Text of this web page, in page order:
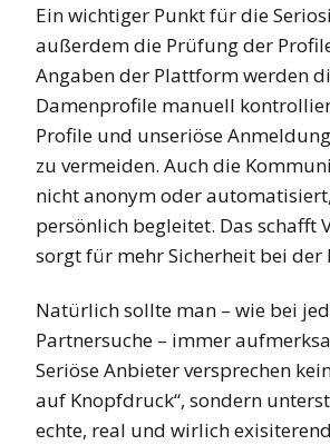
Ein wichtiger Punkt für die
außerdem die Prüfung der
Angaben der Plattform werden
Damenprofile manuell
Profile und unseriöse
zu vermeiden. Auch die
nicht anonym oder
persönlich begleitet. Das schafft
sorgt für mehr Sicherheit bei der
Natürlich sollte man – wie bei
Partnersuche – immer
Seriöse Anbieter versprechen
auf Knopfdruck“, sondern
echte, real und wirlich